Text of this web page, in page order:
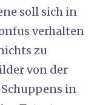
soll sich in
verhalten
zu
von der
in